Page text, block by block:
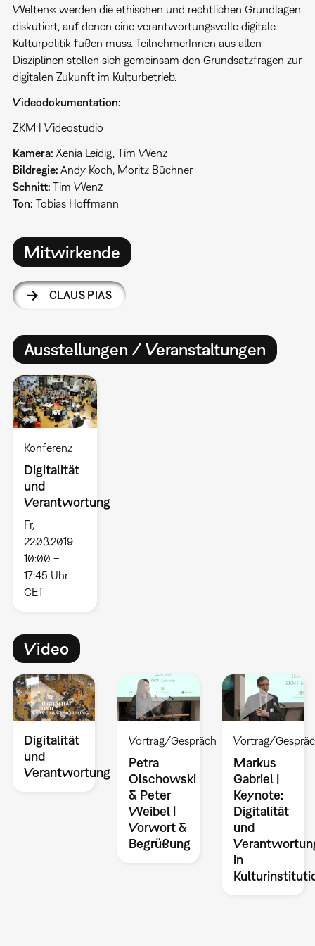
Welten« werden die ethischen und rechtlichen Grundlagen
diskutiert, auf denen eine verantwortungsvolle digitale
Kulturpolitik fußen muss. TeilnehmerInnen aus allen
Disziplinen stellen sich gemeinsam den Grundsatzfragen zur
digitalen Zukunft im Kulturbetrieb.
Videodokumentation:
ZKM | Videostudio
Kamera: Xenia Leidig, Tim Wenz
Bildregie: Andy Koch, Moritz Büchner
Schnitt: Tim Wenz
Ton: Tobias Hoffmann
Mitwirkende
CLAUS PIAS
Ausstellungen / Veranstaltungen
Konferenz
Digitalität
und
Verantwortung
Fr,
22.03.2019
10:00 –
17:45 Uhr
CET
Video
Digitalität
und
Verantwortung
Vortrag/Gespräch
Petra
Olschowski
& Peter
Weibel |
Vorwort &
Begrüßung
Vortrag/
Markus
Gabriel |
Keynote:
Digitalität
und
in